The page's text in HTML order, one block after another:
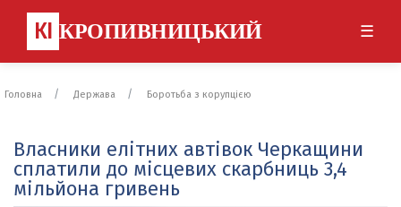
КІ КРОПИВНИЦЬКИЙ ☰
Головна Держава Боротьба з корупцією
Власники елітних автівок Черкащини
сплатили до місцевих скарбниць 3,4
мільйона гривень